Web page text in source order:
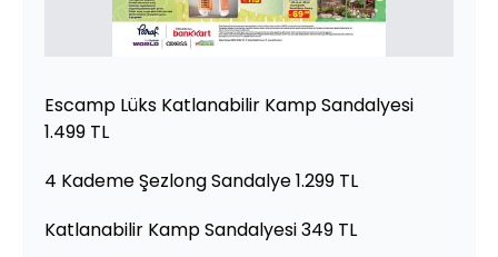
Escamp Lüks Katlanabilir Kamp Sandalyesi
1.499 TL
4 Kademe Şezlong Sandalye 1.299 TL
Katlanabilir Kamp Sandalyesi 349 TL